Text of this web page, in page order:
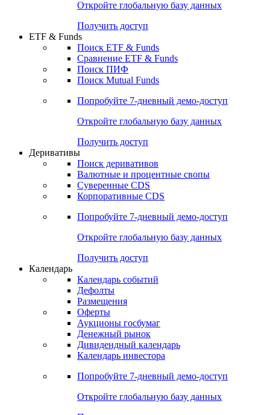
Откройте глобальную базу данных
Получить доступ
ETF & Funds
Поиск ETF & Funds
Сравнение ETF & Funds
Поиск ПИФ
Поиск Mutual Funds
Попробуйте 7-дневный демо-доступ
Откройте глобальную базу данных
Получить доступ
Деривативы
Поиск деривативов
Валютные и процентные свопы
Суверенные CDS
Корпоративные CDS
Попробуйте 7-дневный демо-доступ
Откройте глобальную базу данных
Получить доступ
Календарь
Календарь событий
Дефолты
Размещения
Оферты
Аукционы госбумаг
Денежный рынок
Дивидендный календарь
Календарь инвестора
Попробуйте 7-дневный демо-доступ
Откройте глобальную базу данных